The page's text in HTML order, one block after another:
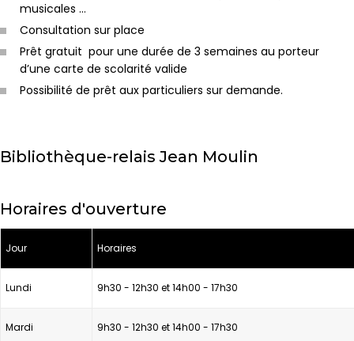
musicales …
Consultation sur place
Prêt gratuit pour une durée de 3 semaines au porteur
d’une carte de scolarité valide
Possibilité de prêt aux particuliers sur demande.
Bibliothèque-relais Jean Moulin
Horaires d'ouverture
Jour Horaires
Lundi 9h30 - 12h30 et 14h00 - 17h30
Mardi 9h30 - 12h30 et 14h00 - 17h30